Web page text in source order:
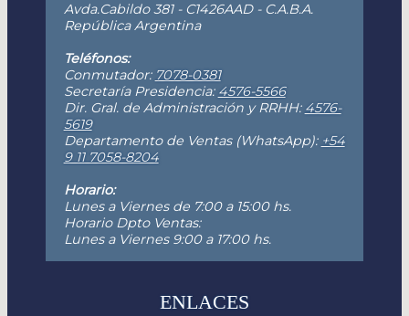
Avda.Cabildo 381 - C1426AAD - C.A.B.A.
República Argentina
Teléfonos:
Conmutador: 7078-0381
Secretaría Presidencia: 4576-5566
Dir. Gral. de Administración y RRHH: 4576-
5619
Departamento de Ventas (WhatsApp): +54
9 11 7058-8204
Horario:
Lunes a Viernes de 7:00 a 15:00 hs.
Horario Dpto Ventas:
Lunes a Viernes 9:00 a 17:00 hs.
ENLACES